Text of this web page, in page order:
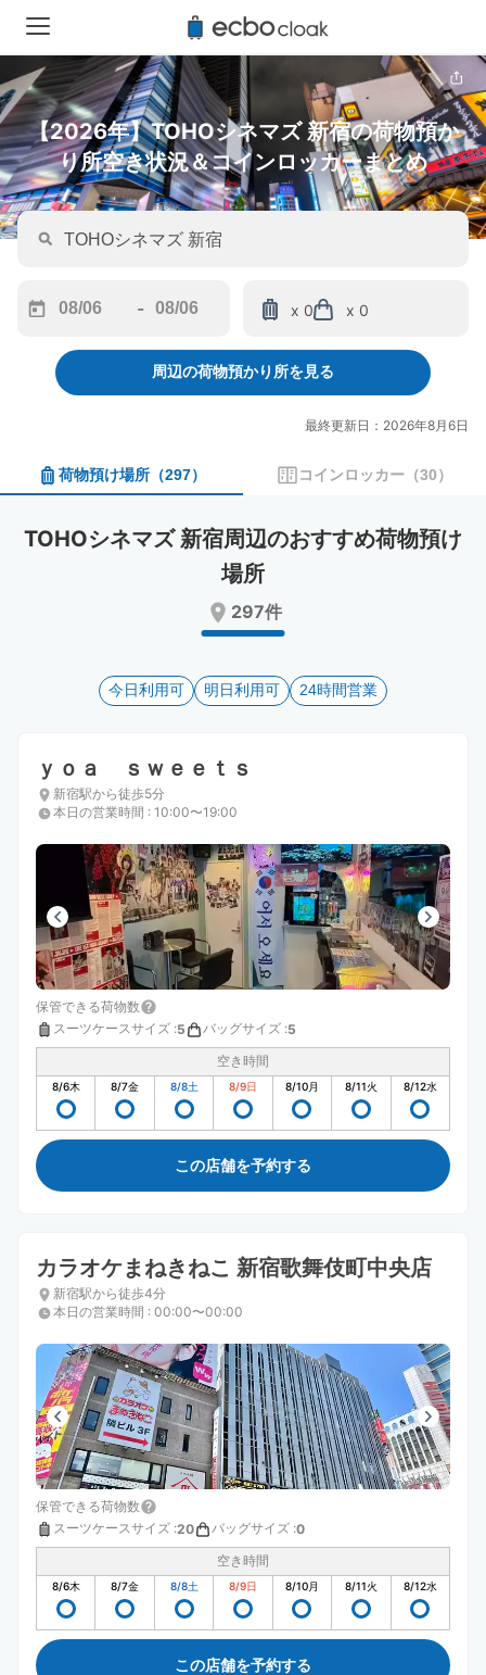
【2026年】TOHOシネマズ 新宿の荷物預か
り所空き状況＆コインロッカーまとめ
forward
interact
calendar
and
a
date.
shortcuts
for
changing
-
backward
to
interact
and
a
date.
question
to
get
shortcuts
for
changing
x 0 x 0
周辺の荷物預かり所を見る
最終更新日：2026年8月6日
荷物預け場所 （297） コインロッカー （30）
TOHOシネマズ 新宿周辺のおすすめ荷物預け
場所
297件
今日利用可 明日利用可 24時間営業
ｙｏａ ｓｗｅｅｔｓ
新宿駅から徒歩5分
本日の営業時間 : 10:00〜19:00
保管できる荷物数
スーツケースサイズ :5 バッグサイズ :5
空き時間
8/6木 8/7金 8/8土 8/9日 8/10月 8/11火 8/12水
この店舗を予約する
カラオケまねきねこ 新宿歌舞伎町中央店
新宿駅から徒歩4分
本日の営業時間 : 00:00〜00:00
保管できる荷物数
スーツケースサイズ :20 バッグサイズ :0
空き時間
8/6木 8/7金 8/8土 8/9日 8/10月 8/11火 8/12水
この店舗を予約する